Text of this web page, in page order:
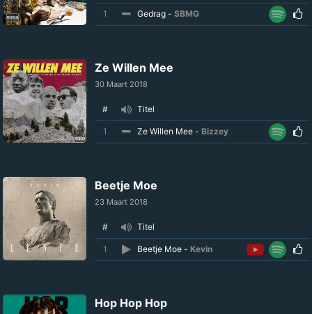
1 Gedrag - SBMG
Ze Willen Mee
30 Maart 2018
# Titel
1 Ze Willen Mee - Bizzey
Beetje Moe
23 Maart 2018
# Titel
1 Beetje Moe - Kevin
Hop Hop Hop